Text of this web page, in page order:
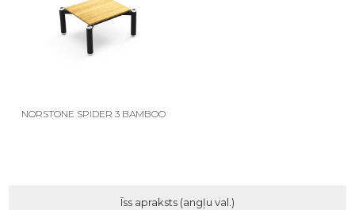
NORSTONE SPIDER 3 BAMBOO
Īss apraksts (angļu val.)